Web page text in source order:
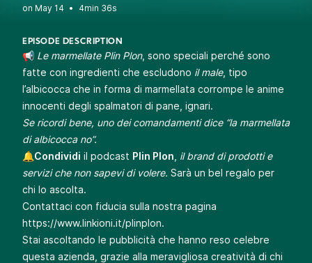
• 4min 36s
EPISODE DESCRIPTION
📢 Le marmellate Plin Plon, sono speciali perché sono
fatte con ingredienti che escludono il male, tipo
l’albicocca che in forma di marmellata corrompe le anime
innocenti degli spalmatori di pane, ignari.
Se ricordi bene, uno dei comandamenti dice “la marmellata
di albicocca no”.
🔔Condividi il podcast Plin Plon il brand di prodotti e
servizi che non sapevi di volere. Sarà un bel regalo per
chi lo ascolta.
Contattaci con fiducia sulla nostra pagina
https://www.linkioni.it/plinplon.
Stai ascoltando le pubblicità che hanno reso celebre
questa azienda, grazie alla meravigliosa creatività di chi